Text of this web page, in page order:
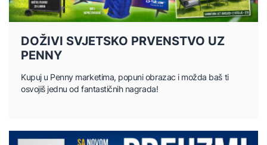
DOŽIVI SVJETSKO PRVENSTVO UZ
PENNY
Kupuj u Penny marketima, popuni obrazac i možda baš ti
osvojiš jednu od fantastičnih nagrada!